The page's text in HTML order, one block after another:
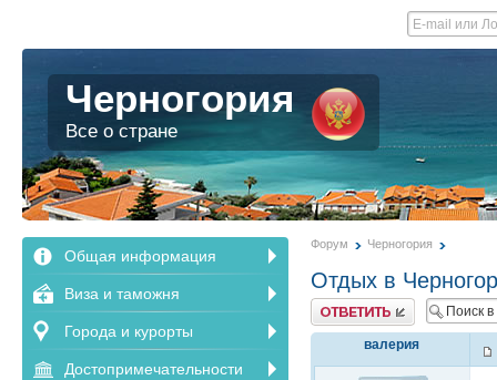
Черногория
Все о стране
Общая информация
Виза и таможня
Города и курорты
Достопримечательности
Форум Черногория
Отдых в
Ответить
валерия